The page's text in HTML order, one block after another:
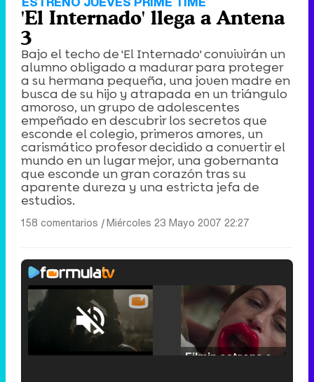
'El Internado' llega a Antena
3
Bajo el techo de 'El Internado' convivirán un
alumno obligado a madurar para proteger
a su hermana pequeña, una joven madre en
busca de su hijo y atrapada en un triángulo
amoroso, un grupo de adolescentes
empeñado en descubrir los secretos que
esconde el colegio, primeros amores, un
carismático profesor decidido a convertir el
mundo en un lugar mejor, una gobernanta
que esconde un gran corazón tras su
aparente dureza y una estricta jefa de
estudios.
158 comentarios |Miércoles 23 Mayo 2007 22:27
Unmute /